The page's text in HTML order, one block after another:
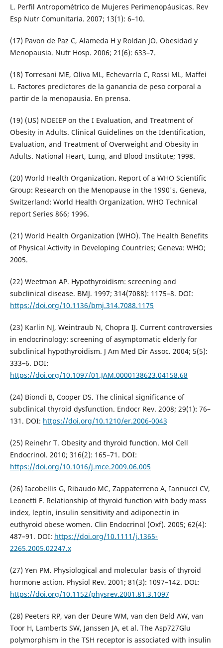
L. Perfil Antropométrico de Mujeres Perimenopáusicas. Rev
Esp Nutr Comunitaria. 2007; 13(1): 6–10.
(17) Pavon de Paz C, Alameda H y Roldan JO. Obesidad y
Menopausia. Nutr Hosp. 2006; 21(6): 633–7.
(18) Torresani ME, Oliva ML, Echevarría C, Rossi ML, Maffei
L. Factores predictores de la ganancia de peso corporal a
partir de la menopausia. En prensa.
(19) (US) NOEIEP on the I Evaluation, and Treatment of
Obesity in Adults. Clinical Guidelines on the Identification,
Evaluation, and Treatment of Overweight and Obesity in
Adults. National Heart, Lung, and Blood Institute; 1998.
(20) World Health Organization. Report of a WHO Scientific
Group: Research on the Menopause in the 1990's. Geneva,
Switzerland: World Health Organization. WHO Technical
report Series 866; 1996.
(21) World Health Organization (WHO). The Health Benefits
of Physical Activity in Developing Countries; Geneva: WHO;
2005.
(22) Weetman AP. Hypothyroidism: screening and
subclinical disease. BMJ. 1997; 314(7088): 1175–8. DOI:
https://doi.org/10.1136/bmj.314.7088.1175
(23) Karlin NJ, Weintraub N, Chopra IJ. Current controversies
in endocrinology: screening of asymptomatic elderly for
subclinical hypothyroidism. J Am Med Dir Assoc. 2004; 5(5):
333–6. DOI:
https://doi.org/10.1097/01.JAM.0000138623.04158.68
(24) Biondi B, Cooper DS. The clinical significance of
subclinical thyroid dysfunction. Endocr Rev. 2008; 29(1): 76–
131. DOI: https://doi.org/10.1210/er.2006-0043
(25) Reinehr T. Obesity and thyroid function. Mol Cell
Endocrinol. 2010; 316(2): 165–71. DOI:
https://doi.org/10.1016/j.mce.2009.06.005
(26) Iacobellis G, Ribaudo MC, Zappaterreno A, Iannucci CV,
Leonetti F. Relationship of thyroid function with body mass
index, leptin, insulin sensitivity and adiponectin in
euthyroid obese women. Clin Endocrinol (Oxf). 2005; 62(4):
487–91. DOI: https://doi.org/10.1111/j.1365-
2265.2005.02247.x
(27) Yen PM. Physiological and molecular basis of thyroid
hormone action. Physiol Rev. 2001; 81(3): 1097–142. DOI:
https://doi.org/10.1152/physrev.2001.81.3.1097
(28) Peeters RP, van der Deure WM, van den Beld AW, van
Toor H, Lamberts SW, Janssen JA, et al. The Asp727Glu
polymorphism in the TSH receptor is associated with insulin